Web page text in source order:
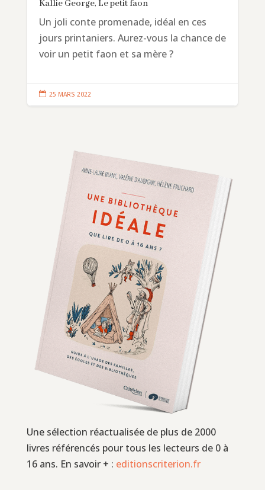
Kallie George, Le petit faon
Un joli conte promenade, idéal en ces
jours printaniers. Aurez-vous la chance de
voir un petit faon et sa mère ?
 25 MARS 2022
Une sélection réactualisée de plus de 2000
livres référencés pour tous les lecteurs de 0 à
16 ans. En savoir + : editionscriterion.fr